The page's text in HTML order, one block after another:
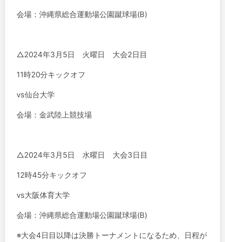
会場：沖縄県総合運動場公園蹴球場(B)
△2024年3月5日 火曜日 大会2日目
11時20分キックオフ
vs仙台大学
会場：金武陸上競技場
△2024年3月5日 水曜日 大会3日目
12時45分キックオフ
vs大阪体育大学
会場：沖縄県総合運動場公園蹴球場(B)
※大会4日目以降は決勝トーナメントになるため、日程が